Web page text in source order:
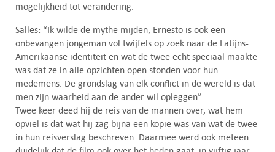
mogelijkheid tot verandering.
Salles: “Ik wilde de mythe mijden, Ernesto is ook een
onbevangen jongeman vol twijfels op zoek naar de Latijns-
Amerikaanse identiteit en wat de twee echt speciaal maakte
was dat ze in alle opzichten open stonden voor hun
medemens. De grondslag van elk conflict in de wereld is dat
men zijn waarheid aan de ander wil opleggen”.
Twee keer deed hij de reis van de mannen over, wat hem
opviel is dat wat hij zag bijna een kopie was van wat de twee
in hun reisverslag beschreven. Daarmee werd ook meteen